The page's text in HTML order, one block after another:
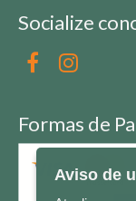
Socialize
Formas de
Aviso de